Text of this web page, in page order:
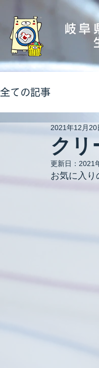
岐阜
全ての記事
クリ
2021年12月20
更新日： 2021
お気に入り